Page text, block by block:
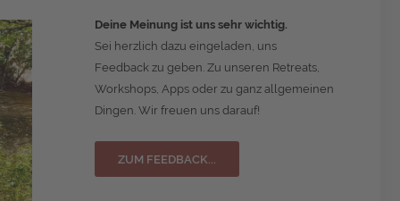
Deine Meinung ist uns sehr wichtig.
Sei herzlich dazu eingeladen, uns
Feedback zu geben. Zu unseren Retreats,
Workshops, Apps oder zu ganz allgemeinen
Dingen. Wir freuen uns darauf!
ZUM FEEDBACK...